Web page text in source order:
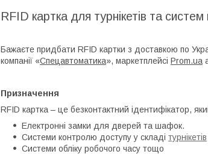
RFID картка для турнікетів та
Бажаєте придбати RFID картки з доставкою по
компанії «Спецавтоматика», маркетплейсі Prom.ua
Призначення
RFID картка – це безконтактний ідентифікатор,
Електронні замки для дверей та шафок.
Системи контролю доступу у складі турнікетів
Системи обліку робочого часу тощо